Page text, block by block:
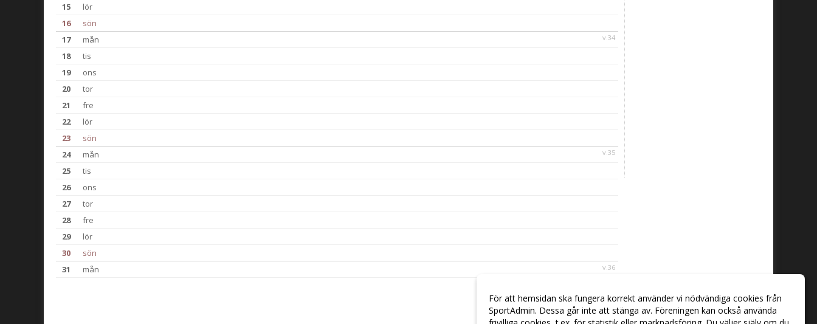
15
lör
16
sön
v.34
17
mån
18
tis
19
ons
20
tor
21
fre
22
lör
23
sön
v.35
24
mån
25
tis
26
ons
27
tor
28
fre
29
lör
30
sön
v.36
31 mån
För att hemsidan ska fungera korrekt använder vi nödvändiga cookies från
SportAdmin. Dessa går inte att stänga av. Föreningen kan också använda